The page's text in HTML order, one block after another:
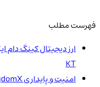
فهرست مطلب
KT
امنیت و پایداری KingdomX